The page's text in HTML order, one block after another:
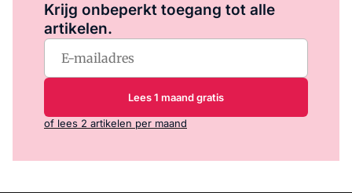
Krijg onbeperkt toegang tot alle
artikelen.
Lees 1 maand gratis
of lees 2 artikelen per maand